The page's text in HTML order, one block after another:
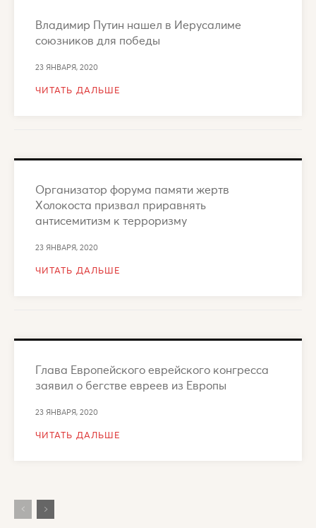
Владимир Путин нашел в Иерусалиме
союзников для победы
23 ЯНВАРЯ, 2020
ЧИТАТЬ ДАЛЬШЕ
Организатор форума памяти жертв
Холокоста призвал приравнять
антисемитизм к терроризму
23 ЯНВАРЯ, 2020
ЧИТАТЬ ДАЛЬШЕ
Глава Европейского еврейского конгресса
заявил о бегстве евреев из Европы
23 ЯНВАРЯ, 2020
ЧИТАТЬ ДАЛЬШЕ